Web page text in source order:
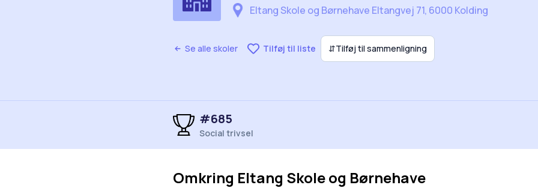
Se alle skoler Tilføj til liste ⇵Tilføj til sammenligning
Eltang Skole og Børnehave Eltangvej 71, 6000 Kolding
#685
Social trivsel
Omkring Eltang Skole og Børnehave